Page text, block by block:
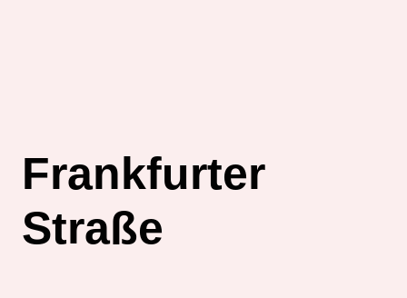
Frankfurter
Straße